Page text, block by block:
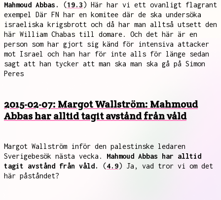
Mahmoud Abbas.
(19.3) Här har vi ett ovanligt flagrant
exempel Där FN har en komitee där de ska undersöka
israeliska krigsbrott och då har man alltså utsett den
här William Chabas till domare. Och det här är en
person som har gjort sig känd för intensiva attacker
mot Israel och han har för inte alls för länge sedan
sagt att han tycker att man ska man ska gå på Simon
Peres
2015-02-07: Margot Wallström: Mahmoud
Abbas har alltid tagit avstånd från våld
Margot Wallström inför den palestinske ledaren
Sverigebesök nästa vecka. Mahmoud Abbas har alltid
tagit avstånd från våld.
(4.9) Ja, vad tror vi om det
här påståndet?